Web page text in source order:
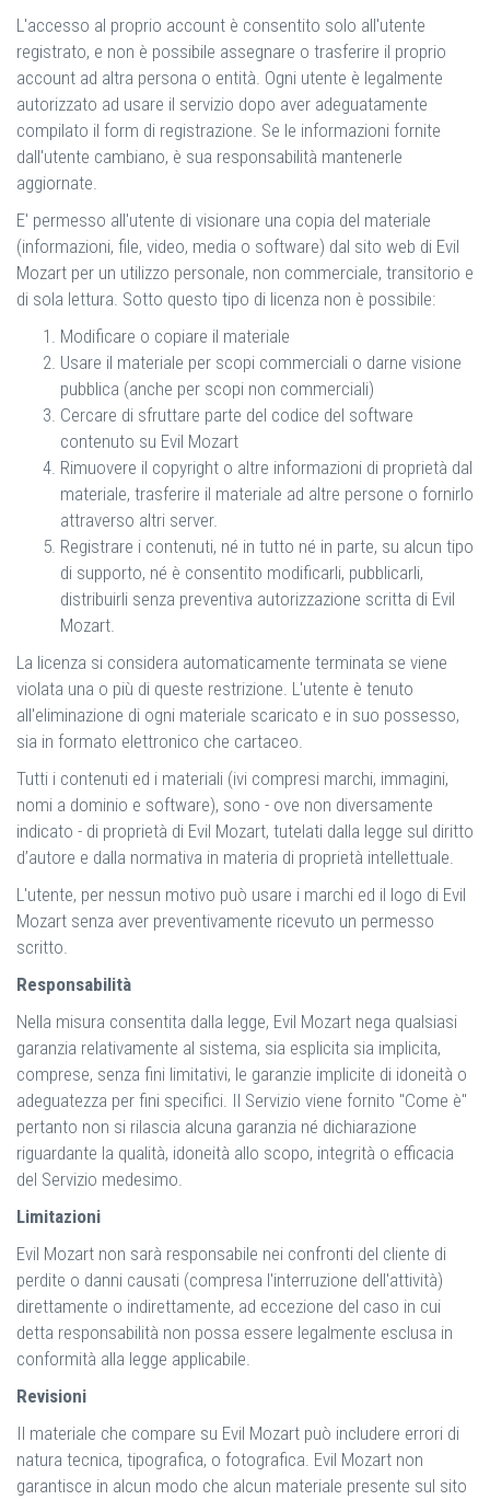
L'accesso al proprio account è consentito solo all'utente
registrato, e non è possibile assegnare o trasferire il proprio
account ad altra persona o entità. Ogni utente è legalmente
autorizzato ad usare il servizio dopo aver adeguatamente
compilato il form di registrazione. Se le informazioni fornite
dall'utente cambiano, è sua responsabilità mantenerle
aggiornate.
E' permesso all'utente di visionare una copia del materiale
(informazioni, file, video, media o software) dal sito web di Evil
Mozart per un utilizzo personale, non commerciale, transitorio e
di sola lettura. Sotto questo tipo di licenza non è possibile:
Modificare o copiare il materiale
Usare il materiale per scopi commerciali o darne visione
pubblica (anche per scopi non commerciali)
Cercare di sfruttare parte del codice del software
contenuto su Evil Mozart
Rimuovere il copyright o altre informazioni di proprietà dal
materiale, trasferire il materiale ad altre persone o fornirlo
attraverso altri server.
Registrare i contenuti, né in tutto né in parte, su alcun tipo
di supporto, né è consentito modificarli, pubblicarli,
distribuirli senza preventiva autorizzazione scritta di Evil
Mozart.
La licenza si considera automaticamente terminata se viene
violata una o più di queste restrizione. L'utente è tenuto
all'eliminazione di ogni materiale scaricato e in suo possesso,
sia in formato elettronico che cartaceo.
Tutti i contenuti ed i materiali (ivi compresi marchi, immagini,
nomi a dominio e software), sono - ove non diversamente
indicato - di proprietà di Evil Mozart, tutelati dalla legge sul diritto
d’autore e dalla normativa in materia di proprietà intellettuale.
L'utente, per nessun motivo può usare i marchi ed il logo di Evil
Mozart senza aver preventivamente ricevuto un permesso
scritto.
Responsabilità
Nella misura consentita dalla legge, Evil Mozart nega qualsiasi
garanzia relativamente al sistema, sia esplicita sia implicita,
comprese, senza fini limitativi, le garanzie implicite di idoneità o
adeguatezza per fini specifici. Il Servizio viene fornito "Come è"
pertanto non si rilascia alcuna garanzia né dichiarazione
riguardante la qualità, idoneità allo scopo, integrità o efficacia
del Servizio medesimo.
Limitazioni
Evil Mozart non sarà responsabile nei confronti del cliente di
perdite o danni causati (compresa l'interruzione dell'attività)
direttamente o indirettamente, ad eccezione del caso in cui
detta responsabilità non possa essere legalmente esclusa in
conformità alla legge applicabile.
Revisioni
Il materiale che compare su Evil Mozart può includere errori di
natura tecnica, tipografica, o fotografica. Evil Mozart non
garantisce in alcun modo che alcun materiale presente sul sito